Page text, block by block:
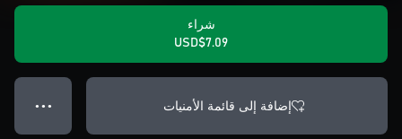
شراء
USD$7.09
إضافة إلى قائمة الأمنيات ● ● ●